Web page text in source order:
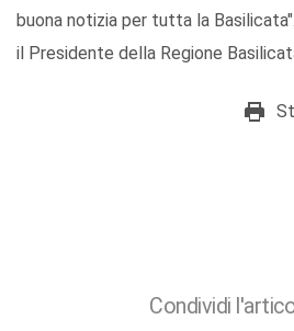
buona notizia per tutta la
il Presidente della Regione
Condividi